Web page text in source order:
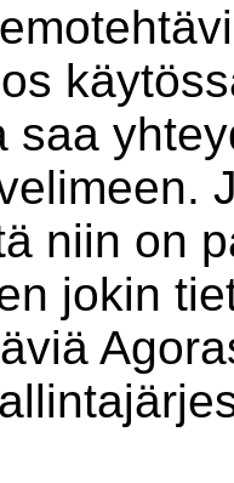
saa
niin on
jokin